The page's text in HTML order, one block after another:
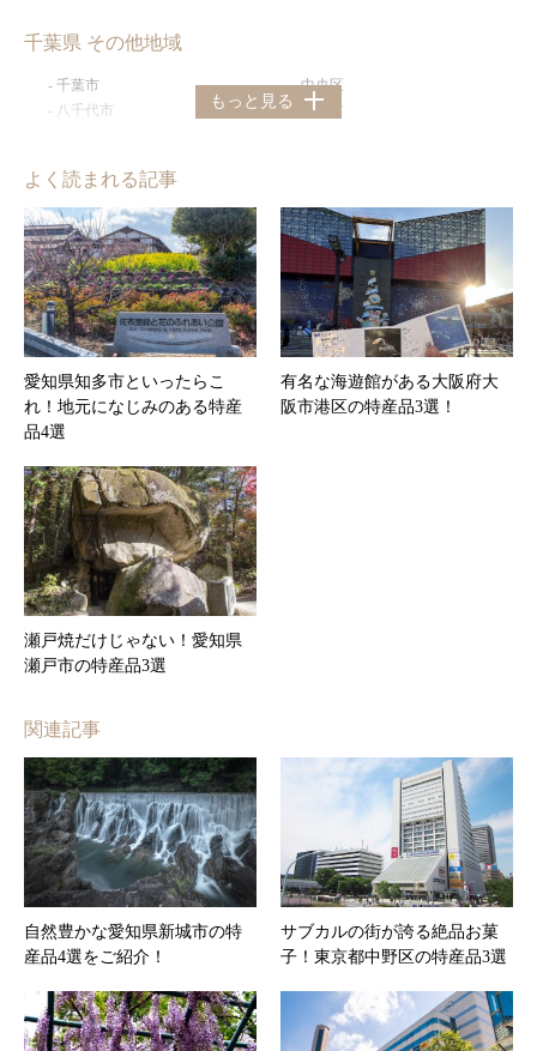
千葉県 その他地域
千葉市
中央区
八千代市
船橋市
もっと見る
よく読まれる記事
愛知県知多市といったらこ
れ！地元になじみのある特産
品4選
有名な海遊館がある大阪府大
阪市港区の特産品3選！
瀬戸焼だけじゃない！愛知県
瀬戸市の特産品3選
関連記事
自然豊かな愛知県新城市の特
産品4選をご紹介！
サブカルの街が誇る絶品お菓
子！東京都中野区の特産品3選